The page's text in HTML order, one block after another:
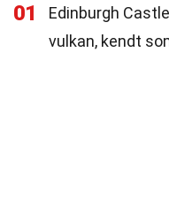
01
Edinburgh
vulkan, kendt